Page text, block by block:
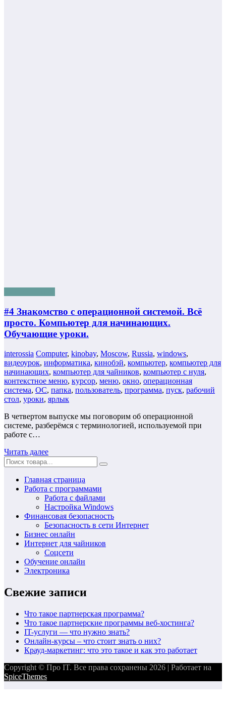
#4 Знакомство с операционной системой. Всё
просто. Компьютер для начинающих.
Обучающие уроки.
interossia Computer, kinobay, Moscow, Russia, windows,
видеоурок, информатика, кинобэй, компьютер, компьютер для
начинающих, компьютер для чайников, компьютер с нуля,
контекстное меню, курсор, меню, окно, операционная
система, ОС, папка, пользователь, программа, пуск, рабочий
стол, уроки, ярлык
В четвертом выпуске мы поговорим об операционной
системе, разберёмся с терминологией, используемой при
работе с…
Читать далее
Главная страница
Работа с программами
Работа с файлами
Настройка Windows
Финансовая безопасность
Безопасность в сети Интернет
Бизнес онлайн
Интернет для чайников
Соцсети
Обучение онлайн
Электроника
Свежие записи
Что такое партнерская программа?
Что такое партнерские программы веб-хостинга?
IT-услуги — что нужно знать?
Онлайн-курсы – что стоит знать о них?
Крауд-маркетинг: что это такое и как это работает
Copyright © Про IT. Все права сохранены 2026 | Работает на
SpiceThemes